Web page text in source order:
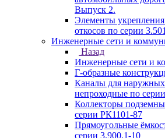
Выпуск 2.
Элементы
откосов по серии
Инженерные сети и
Назад
Инженерные сети и
Г-образные
Каналы для наружных
непроходные по
Коллекторы
серии РК1101-87
Прямоугольные
серии 3.900.1-10